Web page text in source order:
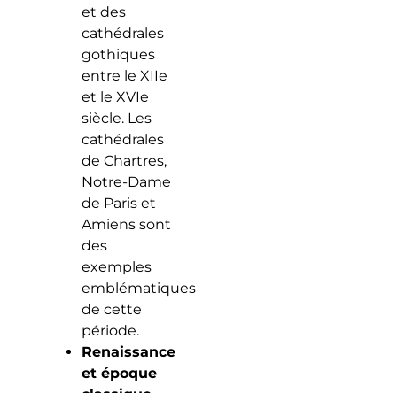
et des
cathédrales
gothiques
entre le XIIe
et le XVIe
siècle. Les
cathédrales
de Chartres,
Notre-Dame
de Paris et
Amiens sont
des
exemples
emblématiques
de cette
période.
Renaissance
et époque